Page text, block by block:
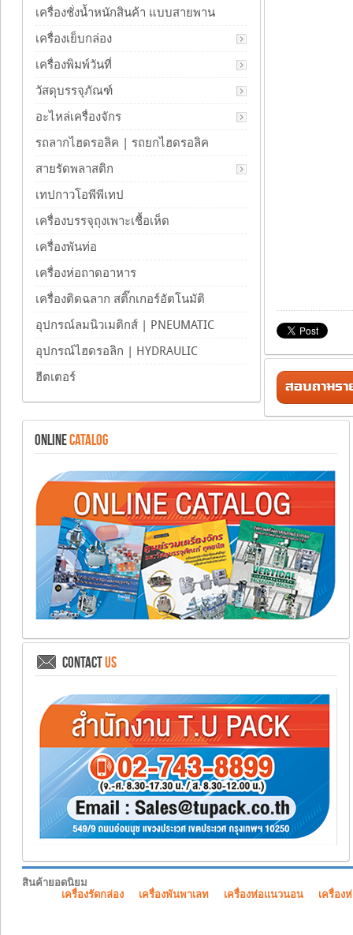
สอบถามรา
เครื่องชั่งน้ำหนักสินค้า แบบสายพาน
เครื่องเย็บกล่อง
เครื่องพิมพ์วันที่
วัสดุบรรจุภัณฑ์
อะไหล่เครื่องจักร
รถลากไฮดรอลิค | รถยกไฮดรอลิค
สายรัดพลาสติก
เทปกาวโอพีพีเทป
เครื่องบรรจุถุงเพาะเชื้อเห็ด
เครื่องพันท่อ
เครื่องห่อถาดอาหาร
เครื่องติดฉลาก สติ๊กเกอร์อัตโนมัติ
อุปกรณ์ลมนิวเมติกส์ | PNEUMATIC
อุปกรณ์ไฮดรอลิก | HYDRAULIC
ฮีตเตอร์
ONLINECATALOG
CONTACTUS
สินค้ายอดนิยม
เครื่องรัดกล่อง
เครื่องพันพาเลท เครื่องห่อแนวนอน เครื่อง